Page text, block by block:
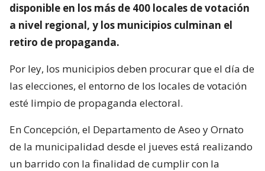
disponible en los más de 400 locales de votación
a nivel regional, y los municipios culminan el
retiro de propaganda.
Por ley, los municipios deben procurar que el día de
las elecciones, el entorno de los locales de votación
esté limpio de propaganda electoral.
En Concepción, el Departamento de Aseo y Ornato
de la municipalidad desde el jueves está realizando
un barrido con la finalidad de cumplir con la